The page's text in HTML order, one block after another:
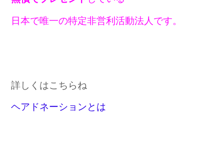
日本で唯一の特定非営利活動法人です。
詳しくはこちらね
ヘアドネーションとは